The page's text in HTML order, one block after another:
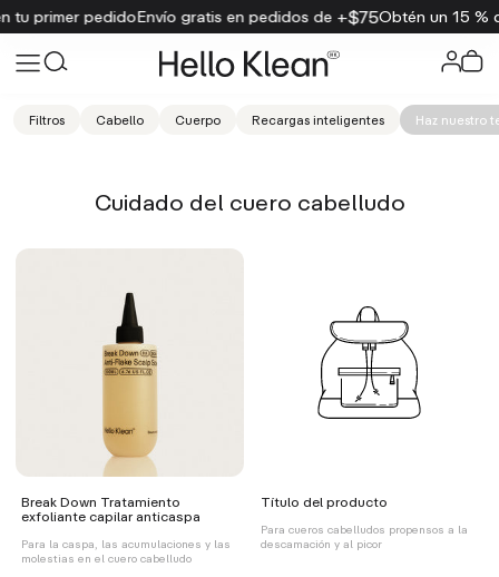
pedidoEnvío gratis en pedidos de + $75Obtén un 15 % de
Filtros Cabello Cuerpo Recargas inteligentes Haz nuestro
Cuidado del cuero cabelludo
Break Down Tratamiento
exfoliante capilar anticaspa
Para la caspa, las acumulaciones y las
molestias en el cuero cabelludo
Título del producto
Para cueros cabelludos propensos a la
descamación y al picor